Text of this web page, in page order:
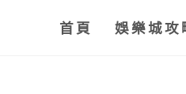
首頁 娛樂城攻